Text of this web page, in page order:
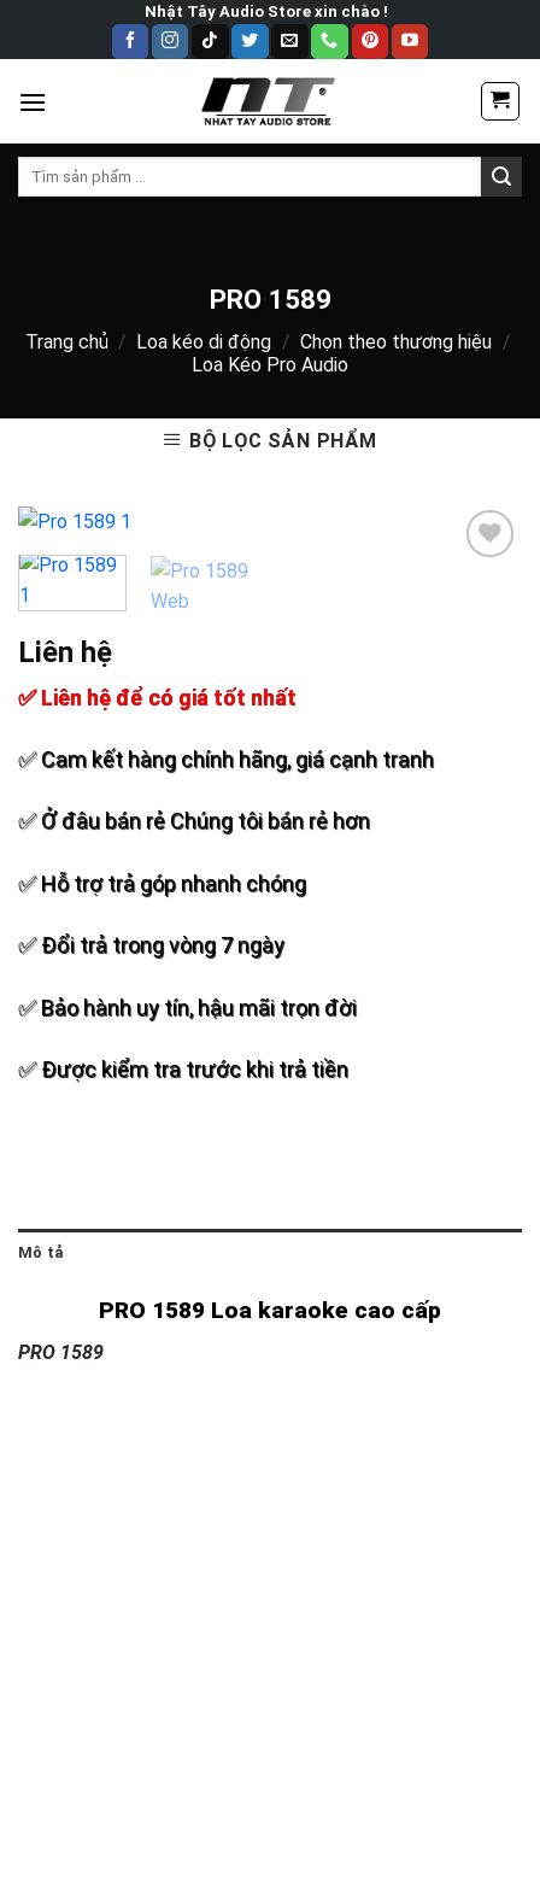
Nhật Tây Audio Store xin chào !
Tìm
PRO 1589
Trang chủ / Loa kéo di động / Chọn theo thương hiệu /
Loa Kéo Pro Audio
BỘ LỌC SẢN PHẨM
Liên hệ
✅ Liên hệ để có giá tốt nhất
✅ Cam kết hàng chính hãng, giá cạnh tranh
✅ Ở đâu bán rẻ Chúng tôi bán rẻ hơn
✅ Hỗ trợ trả góp nhanh chóng
✅ Đổi trả trong vòng 7 ngày
✅ Bảo hành uy tín, hậu mãi trọn đời
✅ Được kiểm tra trước khi trả tiền
Mô tả
PRO 1589 Loa karaoke cao cấp
PRO 1589